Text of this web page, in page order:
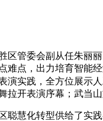
管委会副从任朱丽丽
难点，出力培育智能
演实践，全方位展示
拉开表演序幕；武当
慧化转型供给了实践